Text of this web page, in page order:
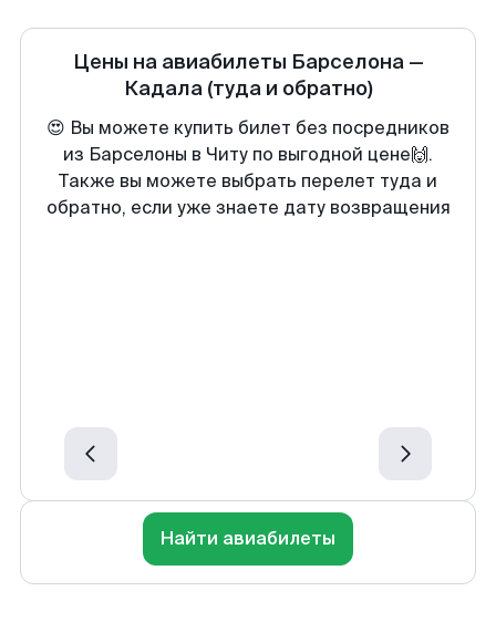
Цены на авиабилеты Барселона—
Кадала (туда и обратно)
😍 Вы можете купить билет без посредников
из Барселоны в Читу по выгодной цене🙌.
Также вы можете выбрать перелет туда и
обратно, если уже знаете дату возвращения
Найти авиабилеты